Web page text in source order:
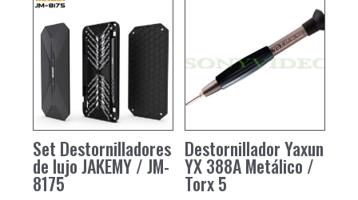
Set Destornilladores
de lujo JAKEMY / JM-
8175
Destornillador Yaxun
YX 388A Metálico /
Torx 5